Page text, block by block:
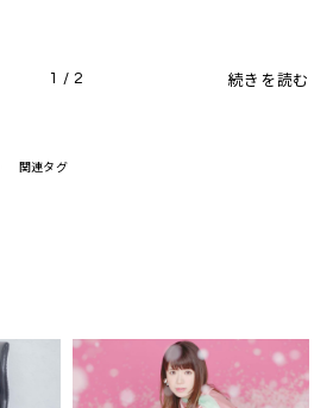
1 / 2 続きを読む
関連タグ